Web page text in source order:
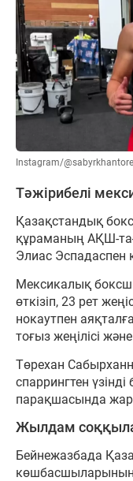
Instagram/
Тәжірибелі
Қазақстандық
құраманың АҚШ-
Элиас Эспадаспен
Мексикалық
өткізіп, 23 рет
нокаутпен
тоғыз жеңілісі
Төрехан
спаррингтен үзінді
парақшасында
Жылдам
Бейнежазбада
көшбасшыларының